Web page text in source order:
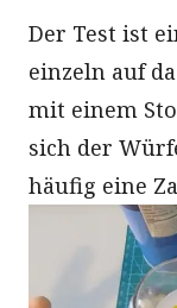
Der Test ist
einzeln auf
mit einem
sich der
häufig eine